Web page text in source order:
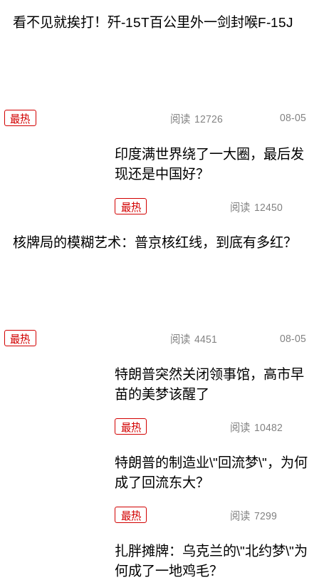
看不见就挨打！歼-15T百公里外一剑封喉F-15J
最热 阅读 12726 08-05
印度满世界绕了一大圈，最后发
现还是中国好？
最热 阅读 12450
核牌局的模糊艺术：普京核红线，到底有多红？
最热 阅读 4451 08-05
特朗普突然关闭领事馆，高市早
苗的美梦该醒了
最热 阅读 10482
特朗普的制造业\"回流梦\"，为何
成了回流东大？
最热 阅读 7299
扎胖摊牌：乌克兰的\"北约梦\"为
何成了一地鸡毛？